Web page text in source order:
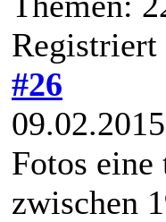
Registriert
#26
Fotos
zwischen